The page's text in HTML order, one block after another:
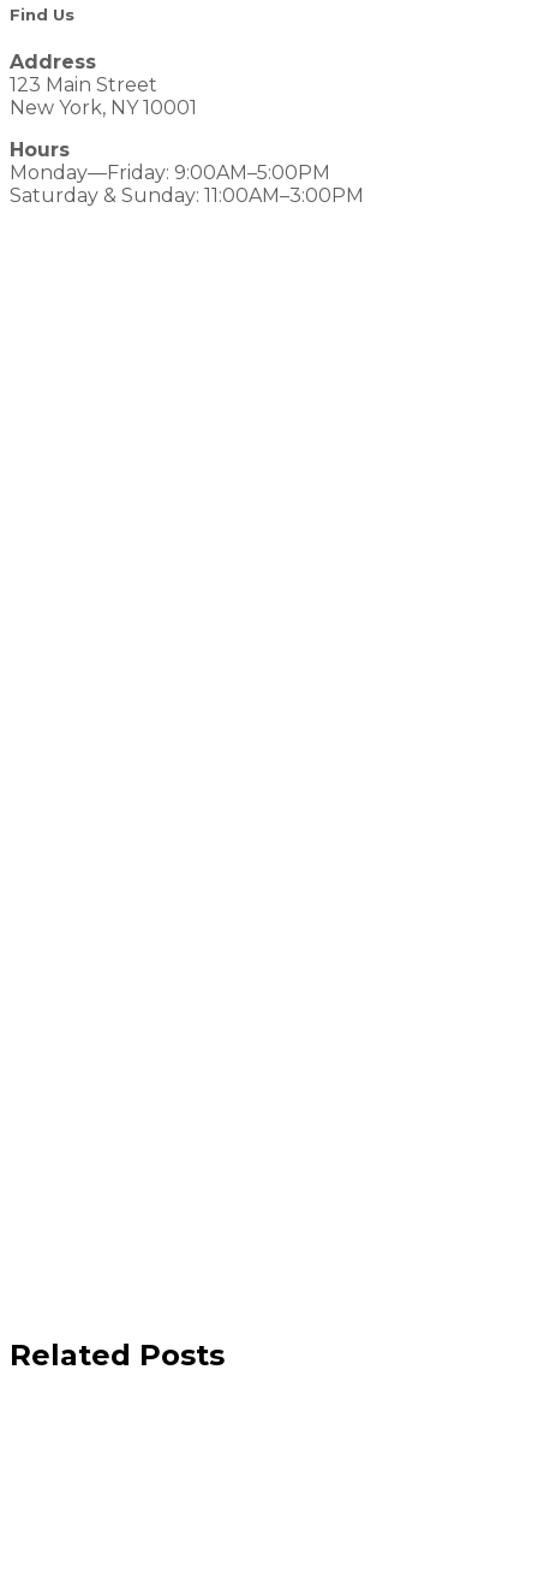
Find Us
Address
123 Main Street
New York, NY 10001
Hours
Monday—Friday: 9:00AM–5:00PM
Saturday & Sunday: 11:00AM–3:00PM
Related Posts